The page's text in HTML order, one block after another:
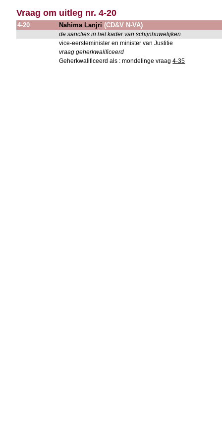
Vraag om uitleg nr. 4-20
4-20 Nahima Lanjri (CD&V N-VA)
de sancties in het kader van schijnhuwelijken
vice-eersteminister en minister van Justitie
vraag geherkwalificeerd
Geherkwalificeerd als : mondelinge vraag4-35